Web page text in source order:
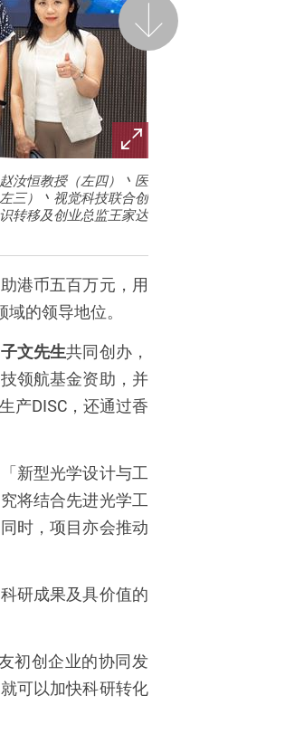
汝恒教授（左四）丶医
三）丶视觉科技联合创
转移及创业总监王家达
后一页
港币五百万元，用
的领导地位。
文先生共同创办，
领航基金资助，并
产DISC ，还通过香
新型光学设计与工
将结合先进光学工
时，项目亦会推动
研成果及具价值的
初创企业的协同发
可以加快科研转化